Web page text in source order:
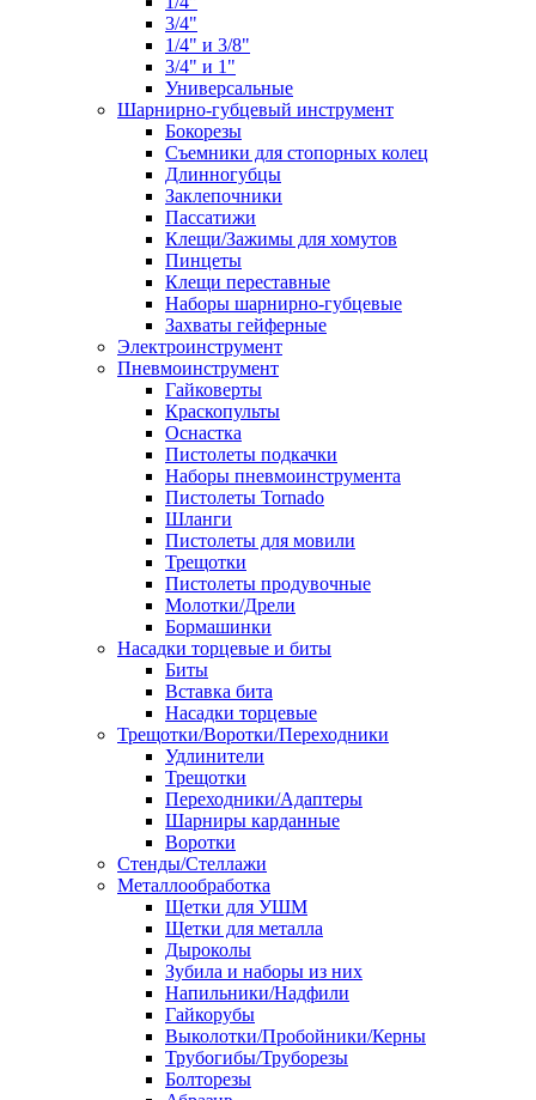
3/4"
1/4" и 3/8"
3/4" и 1"
Универсальные
Шарнирно-губцевый инструмент
Бокорезы
Съемники для стопорных колец
Длинногубцы
Заклепочники
Пассатижи
Клещи/Зажимы для хомутов
Пинцеты
Клещи переставные
Наборы шарнирно-губцевые
Захваты гейферные
Электроинструмент
Пневмоинструмент
Гайковерты
Краскопульты
Оснастка
Пистолеты подкачки
Наборы пневмоинструмента
Пистолеты Tornado
Шланги
Пистолеты для мовили
Трещотки
Пистолеты продувочные
Молотки/Дрели
Бормашинки
Насадки торцевые и биты
Биты
Вставка бита
Насадки торцевые
Трещотки/Воротки/Переходники
Удлинители
Трещотки
Переходники/Адаптеры
Шарниры карданные
Воротки
Стенды/Стеллажи
Металлообработка
Щетки для УШМ
Щетки для металла
Дыроколы
Зубила и наборы из них
Напильники/Надфили
Гайкорубы
Выколотки/Пробойники/Керны
Трубогибы/Труборезы
Болторезы